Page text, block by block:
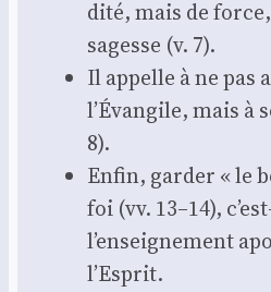
di­té, mais de
sagesse (v. 7).
Il appelle à ne pas
l’Évangile, mais
8).
Enfin, gar­der « le
foi (vv. 13–14),
l’enseignement
l’Esprit.